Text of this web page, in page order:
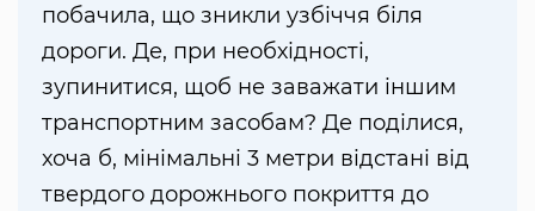
побачила, що зникли узбіччя біля
дороги. Де, при необхідності,
зупинитися, щоб не заважати іншим
транспортним засобам? Де поділися,
хоча б, мінімальні 3 метри відстані від
твердого дорожнього покриття до